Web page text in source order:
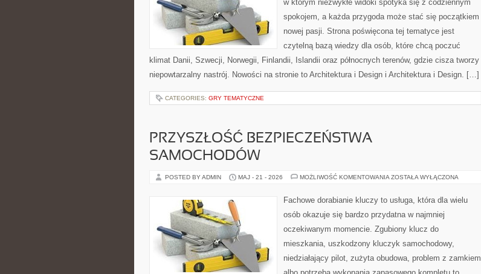
w którym niezwykłe widoki spotyka się z codziennym
spokojem, a każda przygoda może stać się początkiem
nowej pasji. Strona poświęcona tej tematyce jest
czytelną bazą wiedzy dla osób, które chcą poczuć
klimat Danii, Szwecji, Norwegii, Finlandii, Islandii oraz północnych terenów, gdzie cisza tworzy
niepowtarzalny nastrój. Nowości na stronie to Architektura i Design i Architektura i Design. […]
CATEGORIES: GRY TEMATYCZNE
PRZYSZŁOŚĆ BEZPIECZEŃSTWA
SAMOCHODÓW
POSTED BY ADMIN MAJ - 21 - 2026 MOŻLIWOŚĆ KOMENTOWANIA PRZYSZŁOŚĆ
ZOSTAŁA WYŁĄCZONA
Fachowe dorabianie kluczy to usługa, która dla wielu
osób okazuje się bardzo przydatna w najmniej
oczekiwanym momencie. Zgubiony klucz do
mieszkania, uszkodzony kluczyk samochodowy,
niedziałający pilot, zużyta obudowa, problem z zamkiem